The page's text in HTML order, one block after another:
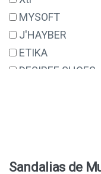
MYSOFT
J'HAYBER
ETIKA
DESIREE SHOES
48 HORAS
Sandalias de